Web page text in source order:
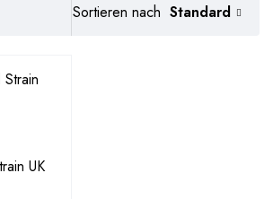
Sortieren nach Standard
UK